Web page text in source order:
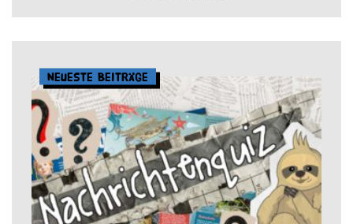
Neueste Beiträge